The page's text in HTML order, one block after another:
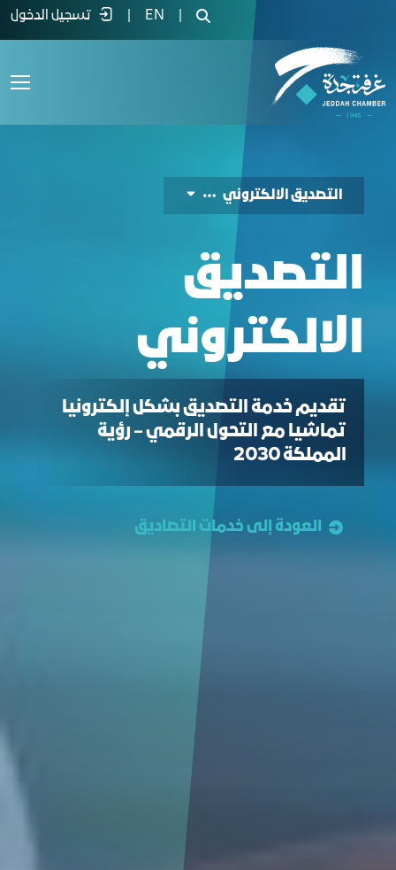
التصديق الإلكتروني - غرفة جدة
EN تسجيل الدخول
التصديق الالكتروني
التصديق
الالكتروني
تقديم خدمة التصديق بشكل إلكترونيا
تماشيا مع التحول الرقمي – رؤية
المملكة 2030
العودة إلى خدمات التصاديق